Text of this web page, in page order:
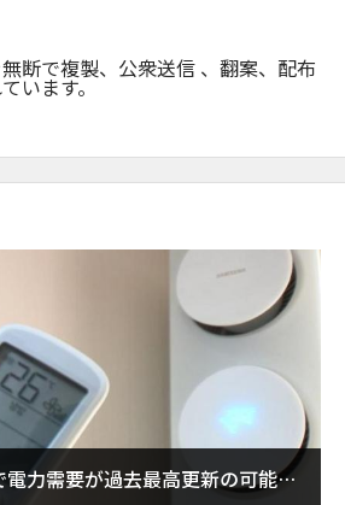
断で複製、公衆送信 、翻案、配布
います。
力需要が過去最高更新の可能性